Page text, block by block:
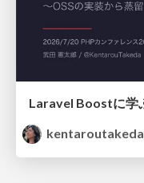
kentaroutakeda